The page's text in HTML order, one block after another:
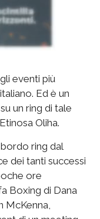
eventi più
Ed è un
un ring di tale
Oliha.
ring dal
dei tanti successi
ore
Boxing di Dana
McKenna,